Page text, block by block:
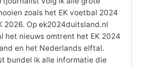
zoals het EK voetbal 2024
2026. Op ek2024duitsland.nl
het nieuws omtrent het EK 2024
en het Nederlands elftal.
bundel ik alle informatie die